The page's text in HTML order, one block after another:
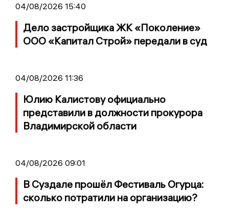
04/08/2026 15:40
Дело застройщика ЖК «Поколение»
ООО «Капитал Строй» передали в суд
04/08/2026 11:36
Юлию Калистову официально
представили в должности прокурора
Владимирской области
04/08/2026 09:01
В Суздале прошёл Фестиваль Огурца:
сколько потратили на организацию?